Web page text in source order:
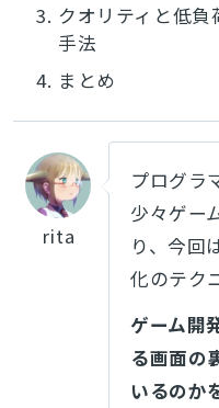
3. クオリティと低
手法
4. まとめ
rita
プログラ
少々ゲー
り、今回
化のテク
ゲーム開
る画面の
いるのか